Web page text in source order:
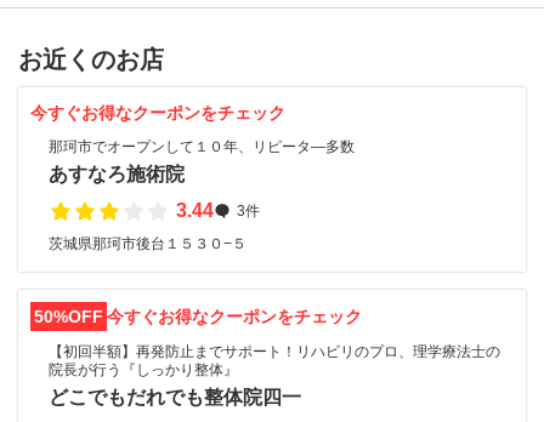
お近くのお店
今すぐお得なクーポンをチェック
那珂市でオープンして１０年、リピータ―多数
あすなろ施術院
3.44
3件
茨城県那珂市後台１５３０−５
50%OFF 今すぐお得なクーポンをチェック
【初回半額】再発防止までサポート！リハビリのプロ、理学療法士の
院長が行う『しっかり整体』
どこでもだれでも整体院四一